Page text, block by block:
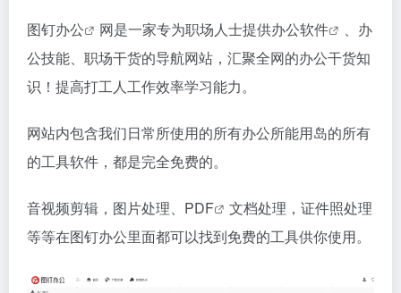
图钉办公 网是一家专为职场人士提供办公软件
、办
公技能、职场干货的导航网站，汇聚全网的办公干货知
识！提高打工人工作效率学习能力。
网站内包含我们日常所使用的所有办公所能用岛的所有
的工具软件，都是完全免费的。
音视频剪辑，图片处理、 PDF
文档处理，证件照处理
等等在图钉办公里面都可以找到免费的工具供你使用。